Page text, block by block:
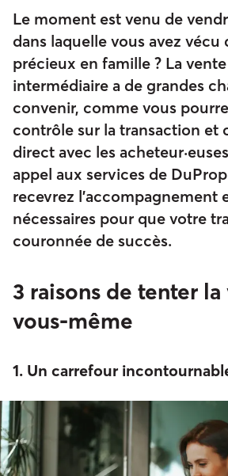
Le moment est venu de
dans laquelle vous avez vécu
précieux en famille ? La
intermédiaire a de grandes
convenir, comme vous
contrôle sur la transaction et
direct avec les
appel aux services de
recevrez l’accompagnement
nécessaires pour que votre
couronnée de succès.
3 raisons de tenter
vous-même
1. Un carrefour